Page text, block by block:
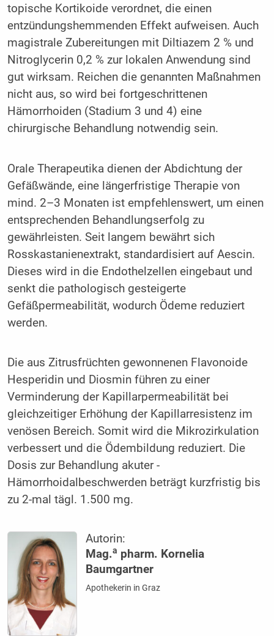
topische Kortikoide verordnet, die einen
entzündungshemmenden Effekt aufweisen. Auch
magistrale Zubereitungen mit Diltiazem 2 % und
Nitroglycerin 0,2 % zur lokalen Anwendung sind
gut wirksam. Reichen die genannten Maßnahmen
nicht aus, so wird bei fortgeschrittenen
Hämorrhoiden (Stadium 3 und 4) eine
chirurgische Behandlung notwendig sein.
Orale Therapeutika dienen der Abdichtung der
Gefäßwände, eine längerfristige Therapie von
mind. 2–3 Monaten ist empfehlenswert, um einen
entsprechenden Behandlungserfolg zu
gewährleisten. Seit langem bewährt sich
Rosskastanienextrakt, standardisiert auf Aescin.
Dieses wird in die Endothelzellen eingebaut und
senkt die pathologisch gesteigerte
Gefäßpermeabilität, wodurch Ödeme reduziert
werden.
Die aus Zitrusfrüchten gewonnenen Flavonoide
Hesperidin und Diosmin führen zu einer
Verminderung der Kapillarpermeabilität bei
gleichzeitiger Erhöhung der Kapillarresistenz im
venösen Bereich. Somit wird die Mikrozirkulation
verbessert und die Ödembildung reduziert. Die
Dosis zur Behandlung akuter ­
Hämorrhoidalbeschwerden beträgt kurzfristig bis
zu 2-mal tägl. 1.500 mg.
Autorin:
Mag.a pharm. Kornelia
Baumgartner
Apothekerin in Graz